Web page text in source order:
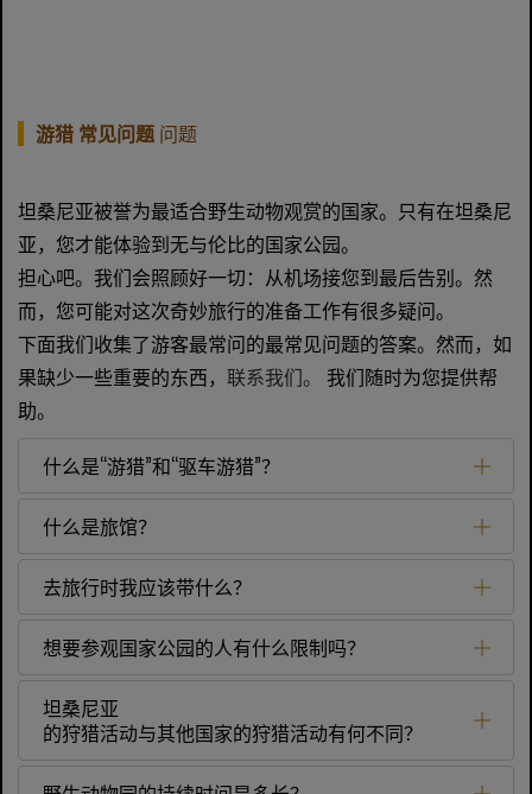
游猎 常见问题 问题
坦桑尼亚被誉为最适合野生动物观赏的国家。只有在坦桑尼
亚，您才能体验到无与伦比的国家公园。
担心吧。我们会照顾好一切：从机场接您到最后告别。然
而，您可能对这次奇妙旅行的准备工作有很多疑问。
下面我们收集了游客最常问的最常见问题的答案。然而，如
果缺少一些重要的东西， 联系我们。 我们随时为您提供帮
助。
什么是“游猎”和“驱车游猎”？
什么是旅馆？
去旅行时我应该带什么？
想要参观国家公园的人有什么限制吗？
坦桑尼亚
的狩猎活动与其他国家的狩猎活动有何不同？